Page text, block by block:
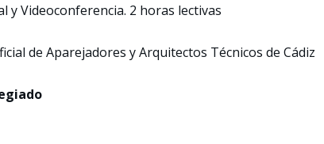
y Videoconferencia. 2 horas lectivas
de Aparejadores y Arquitectos Técnicos de Cádiz